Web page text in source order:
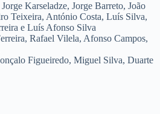
Karseladze, Jorge Barreto, João
Teixeira, António Costa, Luís Silva,
e Luís Afonso Silva
Rafael Vilela, Afonso Campos,
Figueiredo, Miguel Silva, Duarte